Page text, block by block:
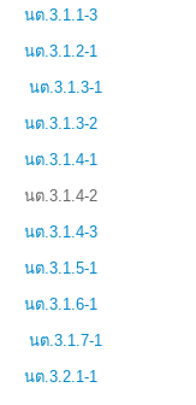
นต.3.1.1-3
นต.3.1.2-1
นต.3.1.3-1
นต.3.1.3-2
นต.3.1.4-1
นต.3.1.4-2
นต.3.1.4-3
นต.3.1.5-1
นต.3.1.6-1
นต.3.1.7-1
นต.3.2.1-1